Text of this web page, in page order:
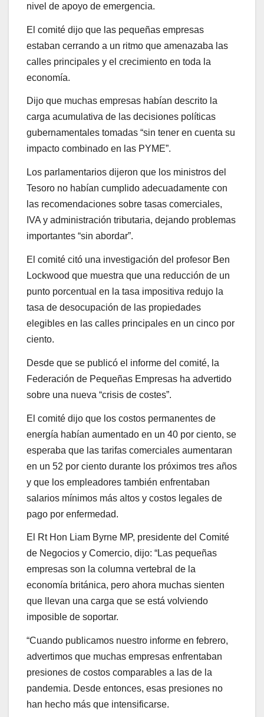
nivel de apoyo de emergencia.
El comité dijo que las pequeñas empresas
estaban cerrando a un ritmo que amenazaba las
calles principales y el crecimiento en toda la
economía.
Dijo que muchas empresas habían descrito la
carga acumulativa de las decisiones políticas
gubernamentales tomadas “sin tener en cuenta su
impacto combinado en las PYME”.
Los parlamentarios dijeron que los ministros del
Tesoro no habían cumplido adecuadamente con
las recomendaciones sobre tasas comerciales,
IVA y administración tributaria, dejando problemas
importantes “sin abordar”.
El comité citó una investigación del profesor Ben
Lockwood que muestra que una reducción de un
punto porcentual en la tasa impositiva redujo la
tasa de desocupación de las propiedades
elegibles en las calles principales en un cinco por
ciento.
Desde que se publicó el informe del comité, la
Federación de Pequeñas Empresas ha advertido
sobre una nueva “crisis de costes”.
El comité dijo que los costos permanentes de
energía habían aumentado en un 40 por ciento, se
esperaba que las tarifas comerciales aumentaran
en un 52 por ciento durante los próximos tres años
y que los empleadores también enfrentaban
salarios mínimos más altos y costos legales de
pago por enfermedad.
El Rt Hon Liam Byrne MP, presidente del Comité
de Negocios y Comercio, dijo: “Las pequeñas
empresas son la columna vertebral de la
economía británica, pero ahora muchas sienten
que llevan una carga que se está volviendo
imposible de soportar.
“Cuando publicamos nuestro informe en febrero,
advertimos que muchas empresas enfrentaban
presiones de costos comparables a las de la
pandemia. Desde entonces, esas presiones no
han hecho más que intensificarse.